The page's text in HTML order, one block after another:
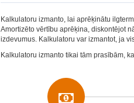
Kalkulatoru izmanto, lai aprēķinātu
Amortizēto vērtību aprēķina, diskontējot
izdevumus. Kalkulatoru var izmantot, ja
Kalkulatoru izmanto tikai tām prasībām,